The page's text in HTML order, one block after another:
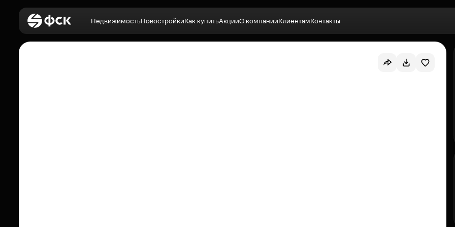
НедвижимостьНовостройкиКак купитьАкцииО компанииКлиентамКонтакты